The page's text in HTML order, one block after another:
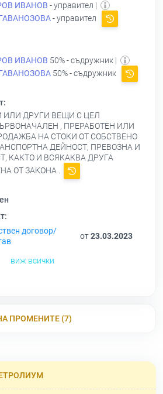
ИВАНОВ - управител |
- управител
ИВАНОВ 50% - съдружник |
50% - съдружник
ИЛИ ДРУГИ ВЕЩИ С ЦЕЛ
, ПРЕРАБОТЕН ИЛИ
НА СТОКИ ОТ СОБСТВЕНО
ДЕЙНОСТ, ПРЕВОЗНА И
КАКТО И ВСЯКАКВА ДРУГА
ОТ ЗАКОНА .
договор/
от23.03.2023
виж всички
ПРОМЕНИТЕ (7)